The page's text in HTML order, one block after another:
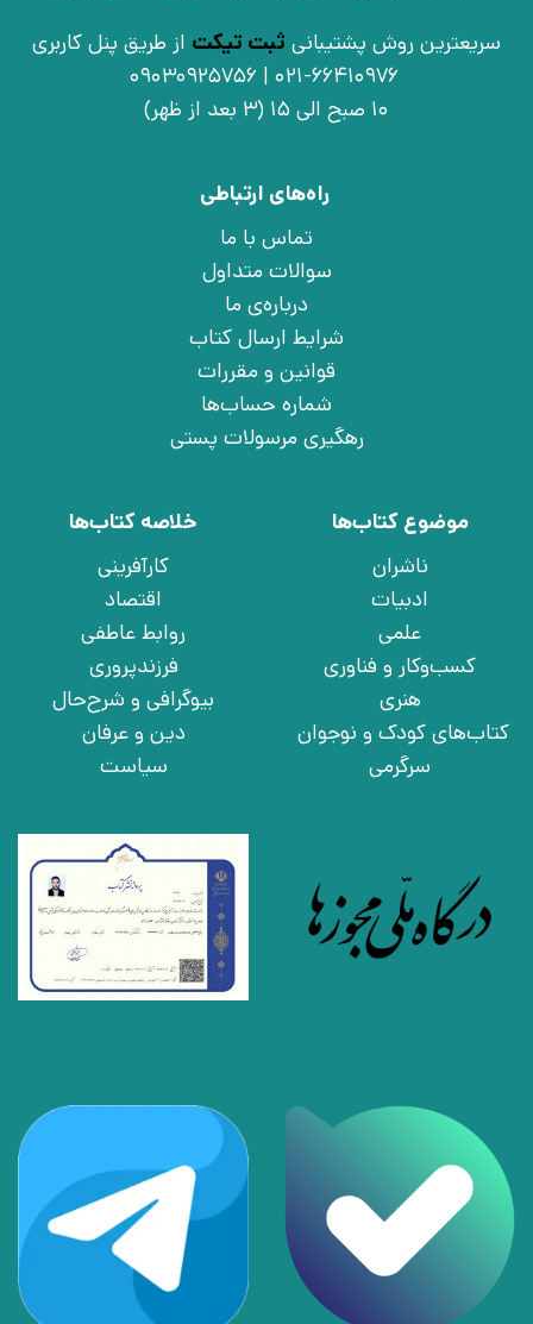
سریعترین روش پشتیبانی ثبت تیکت از طریق پنل کاربری
021-66410976 | 09030925756
10 صبح الی 15 (3 بعد از ظهر)
راه‌های ارتباطی
تماس با ما
سوالات متداول
درباره‌ی ما
شرایط ارسال کتاب
قوانین و مقررات
شماره حساب‌ها
رهگیری مرسولات پستی
موضوع کتاب‌ها
ناشران
ادبیات
علمی
کسب‌وکار و فناوری
هنری
کتاب‌های کودک و نوجوان
سرگرمی
خلاصه کتاب‌ها
کارآفرینی
اقتصاد
روابط عاطفی
فرزندپروری
بیوگرافی و شرح‌حال
دین و عرفان
سیاست